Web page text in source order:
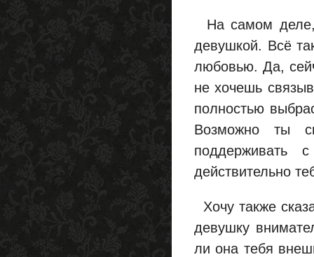
На самом деле,
девушкой. Всё
любовью. Да,
не хочешь
полностью
Возможно ты
поддерживать
действительно
Хочу также
девушку
ли она тебя